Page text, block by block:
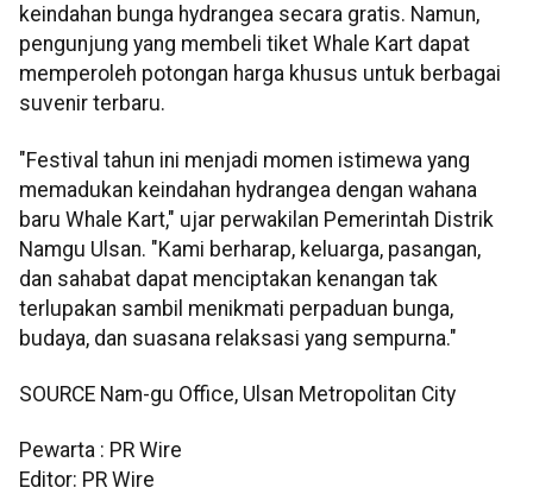
keindahan bunga hydrangea secara gratis. Namun,
pengunjung yang membeli tiket Whale Kart dapat
memperoleh potongan harga khusus untuk berbagai
suvenir terbaru.
"Festival tahun ini menjadi momen istimewa yang
memadukan keindahan hydrangea dengan wahana
baru Whale Kart," ujar perwakilan Pemerintah Distrik
Namgu Ulsan. "Kami berharap, keluarga, pasangan,
dan sahabat dapat menciptakan kenangan tak
terlupakan sambil menikmati perpaduan bunga,
budaya, dan suasana relaksasi yang sempurna."
SOURCE Nam-gu Office, Ulsan Metropolitan City
Pewarta : PR Wire
Editor: PR Wire